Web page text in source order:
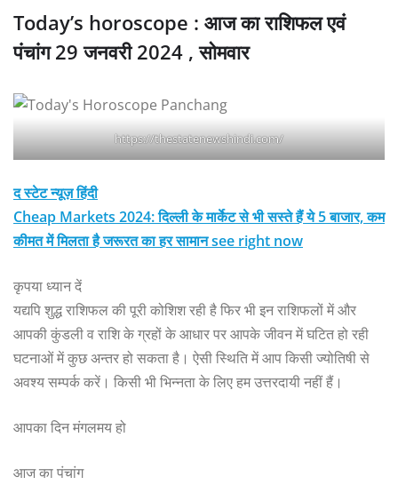
Today’s horoscope : आज का राशिफल एवं
पंचांग 29 जनवरी 2024 , सोमवार
https://thestatenewshindi.com/
द स्टेट न्यूज़ हिंदी
Cheap Markets 2024: दिल्ली के मार्केट से भी सस्ते हैं ये 5 बाजार, कम
कीमत में मिलता है जरूरत का हर सामान see right now
कृपया ध्यान दें
यद्यपि शुद्ध राशिफल की पूरी कोशिश रही है फिर भी इन राशिफलों में और
आपकी कुंडली व राशि के ग्रहों के आधार पर आपके जीवन में घटित हो रही
घटनाओं में कुछ अन्तर हो सकता है। ऐसी स्थिति में आप किसी ज्योतिषी से
अवश्य सम्पर्क करें। किसी भी भिन्नता के लिए हम उत्तरदायी नहीं हैं।
आपका दिन मंगलमय हो
आज का पंचांग